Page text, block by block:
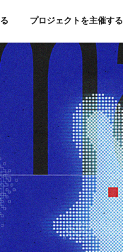
プロジェクトを主催する